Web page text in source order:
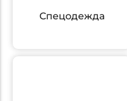
Спецодежда